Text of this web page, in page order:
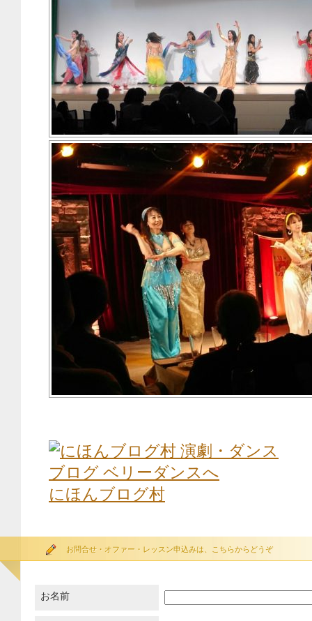
にほんブログ村
お問合せ・オファー・レッスン申込みは、こちらからどうぞ
お名前